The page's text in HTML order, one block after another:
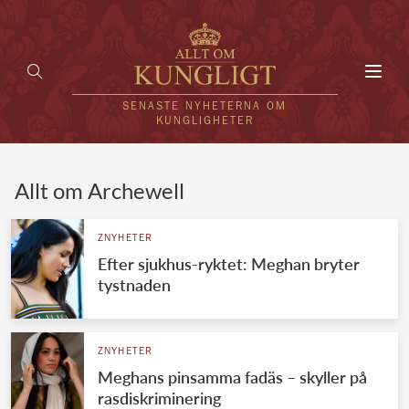
SENASTE NYHETERNA OM
KUNGLIGHETER
UTLÄNDSKT
VÄRLDENS KUNGAHUS
Svenska kungahuset
Brittiska kungahuset
REDAKTION
Allt om Archewell
ZNYHETER
Efter sjukhus-ryktet: Meghan bryter
tystnaden
ZNYHETER
Meghans pinsamma fadäs – skyller på
rasdiskriminering